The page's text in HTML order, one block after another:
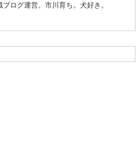
ブログ運営。市川育ち。犬好き。